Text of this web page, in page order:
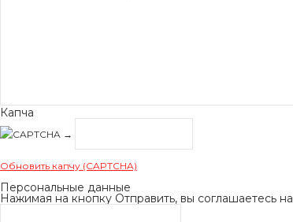
Капча
→
Обновить капчу (CAPTCHA)
Персональные данные
Нажимая на кнопку Отправить, вы соглашаетесь